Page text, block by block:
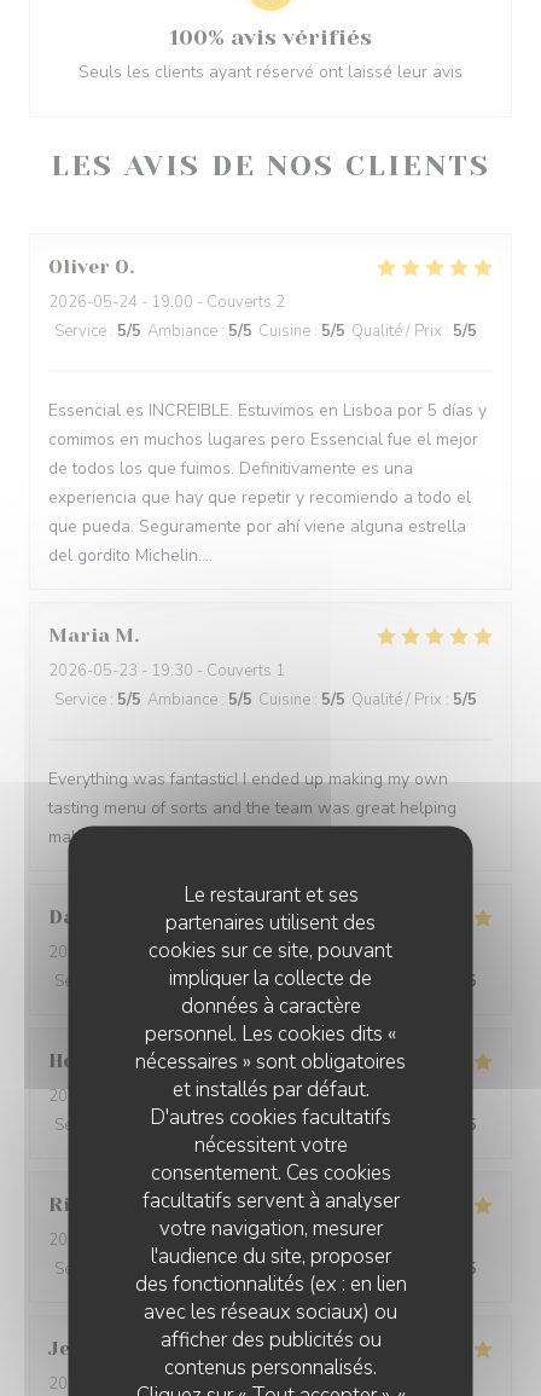
Le restaurant et ses
partenaires utilisent des
cookies sur ce site, pouvant
impliquer la collecte de
données à caractère
personnel. Les cookies dits «
nécessaires » sont obligatoires
et installés par défaut.
D'autres cookies facultatifs
nécessitent votre
consentement. Ces cookies
facultatifs servent à analyser
votre navigation, mesurer
l'audience du site, proposer
des fonctionnalités (ex : en lien
avec les réseaux sociaux) ou
afficher des publicités ou
contenus personnalisés.
LES AVIS DE NOS CLIENTS
Oliver O
2026-05-24 - 19:00 - Couverts 2
Service : 5/5 Ambiance : 5/5 Cuisine : 5/5 Qualité / Prix : 5/5
Essencial es INCREIBLE. Estuvimos en Lisboa por 5 días y
comimos en muchos lugares pero Essencial fue el mejor
de todos los que fuimos. Definitivamente es una
experiencia que hay que repetir y recomiendo a todo el
que pueda. Seguramente por ahí viene alguna estrella
del gordito Michelin....
Maria M
2026-05-23 - 19:30 - Couverts 1
Service : 5/5 Ambiance : 5/5 Cuisine : 5/5 Qualité / Prix : 5/5
Everything was fantastic! I ended up making my own
tasting menu of sorts and the team was great helping
making a wine paring for each course.
David
2026-05-28
- 19:15 - Couverts 7
Service
Ambiance:5/5 Cuisine: 5/5 Qualité / Prix /5
Ho Fung T
2026-05-24
- 19:30 - Couverts 2
Service
Ambiance: 5/5 Cuisine :5/5 Qualité / Prix /5
Riccardo L
2026-05-25
- 21:45 - Couverts 2
Service
Ambiance:4 /5 Cuisine : 5/5 Qualité / Prix /5
Jenny
2026-05-25 - 21:15 - Couverts 2
100% avis vérifiés
Seuls les clients ayant réservé ont laissé leur avis